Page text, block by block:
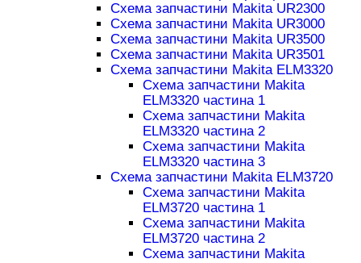
Схема запчастини Makita UR2300
Схема запчастини Makita UR3000
Схема запчастини Makita UR3500
Схема запчастини Makita UR3501
Схема запчастини Makita ELM3320
Схема запчастини Makita
ELM3320 частина 1
Схема запчастини Makita
ELM3320 частина 2
Схема запчастини Makita
ELM3320 частина 3
Схема запчастини Makita ELM3720
Схема запчастини Makita
ELM3720 частина 1
Схема запчастини Makita
ELM3720 частина 2
Схема запчастини Makita